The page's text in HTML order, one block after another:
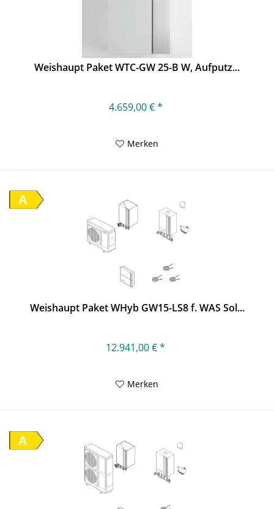
Weishaupt Paket WTC-GW 25-B W, Aufputz...
4.659,00 € *
Merken
A
Weishaupt Paket WHyb GW15-LS8 f. WAS Sol...
12.941,00 € *
Merken
A